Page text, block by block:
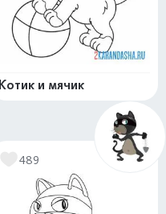
Котик и мячик
489